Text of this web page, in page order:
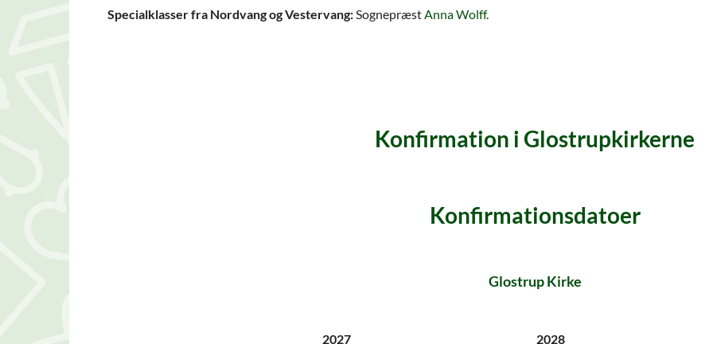
Specialklasser fra Nordvang og Vestervang:SognepræstAnna Wolff.
Konfirmation i Glostrupkirkerne
Konfirmationsdatoer
Glostrup Kirke
2027
2028